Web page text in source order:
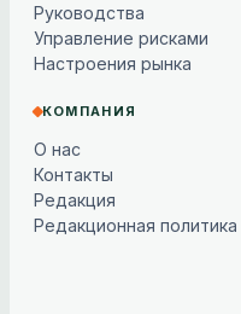
Руководства
Управление рисками
Настроения рынка
КОМПАНИЯ
О нас
Контакты
Редакция
Редакционная политика